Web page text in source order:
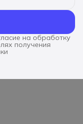
на обработку
получения